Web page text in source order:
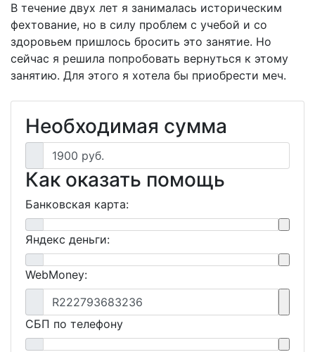
В течение двух лет я занималась историческим
фехтование, но в силу проблем с учебой и со
здоровьем пришлось бросить это занятие. Но
сейчас я решила попробовать вернуться к этому
занятию. Для этого я хотела бы приобрести меч.
Необходимая сумма
1900 руб.
Как оказать помощь
Банковская карта:
Яндекс деньги:
WebMoney:
R222793683236
СБП по телефону